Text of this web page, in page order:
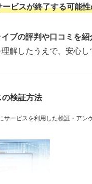
ビスが終了する可能
ブの評判や口コミを
解したうえで、安心し
検証方法
サービスを利用した検証・ア
クーポ